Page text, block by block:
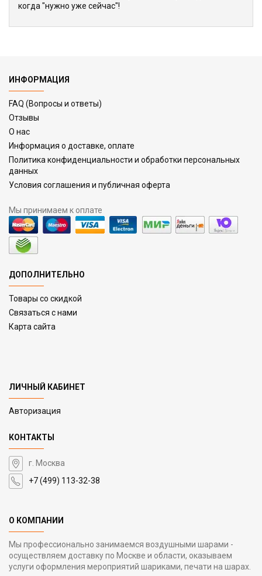
когда "нужно уже сейчас"!
ИНФОРМАЦИЯ
FAQ (Вопросы и ответы)
Отзывы
О нас
Информация о доставке, оплате
Политика конфиденциальности и обработки персональных
данных
Условия соглашения и публичная оферта
Мы принимаем к оплате
ДОПОЛНИТЕЛЬНО
Товары со скидкой
Связаться с нами
Карта сайта
ЛИЧНЫЙ КАБИНЕТ
Авторизация
КОНТАКТЫ
г. Москва
+7 (499) 113-32-38
О КОМПАНИИ
Мы профессионально занимаемся воздушными шарами -
осуществляем доставку по Москве и области, оказываем
услуги оформления мероприятий шариками, печати на шарах.